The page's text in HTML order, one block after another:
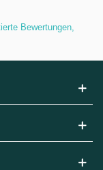
Bewertungen,